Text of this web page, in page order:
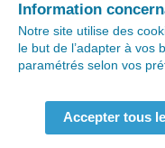
Information
Notre site utilise des
le but de l’adapter à vos
paramétrés selon vos
Accepter tous